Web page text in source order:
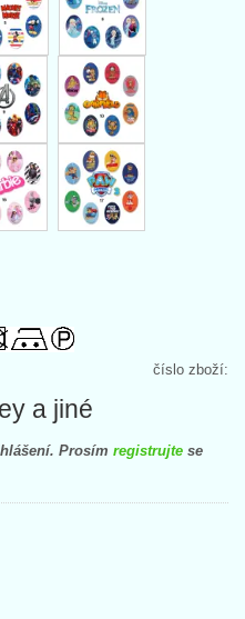
číslo zboží:
a jiné
Prosím registrujte se